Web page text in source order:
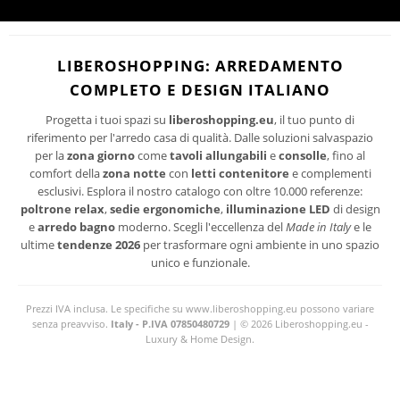
I suoi dati personali verranno trattati per le finalità connesse all'invio delle newsletter.
Per maggiori informazioni sul trattamento dei dati personali consultare la privacy policy
LIBEROSHOPPING: ARREDAMENTO
COMPLETO E DESIGN ITALIANO
Progetta i tuoi spazi su liberoshopping.eu, il tuo punto di
riferimento per l'arredo casa di qualità. Dalle soluzioni salvaspazio
per lazona giornocometavoli allungabili econsolle, fino al
comfort dellazona notte con letti contenitore e complementi
esclusivi. Esplora il nostro catalogo con oltre 10.000 referenze:
poltrone relax,sedie ergonomiche, illuminazione LED di design
earredo bagno moderno. Scegli l'eccellenza delMade in Italye le
ultimetendenze 2026 per trasformare ogni ambiente in uno spazio
unico e funzionale.
Prezzi IVA inclusa. Le specifiche su www.liberoshopping.eu possono variare
senza preavviso. Italy - P.IVA 07850480729| © 2026 Liberoshopping.eu -
Luxury & Home Design.